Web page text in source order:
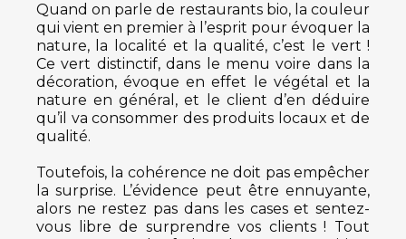
Quand on parle de restaurants bio, la couleur
qui vient en premier à l’esprit pour évoquer la
nature, la localité et la qualité, c’est le vert !
Ce vert distinctif, dans le menu voire dans la
décoration, évoque en effet le végétal et la
nature en général, et le client d’en déduire
qu’il va consommer des produits locaux et de
qualité.
Toutefois, la cohérence ne doit pas empêcher
la surprise. L’évidence peut être ennuyante,
alors ne restez pas dans les cases et sentez-
vous libre de surprendre vos clients ! Tout